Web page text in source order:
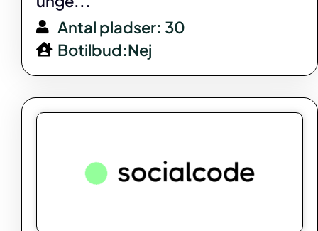
Antal pladser: 30
Botilbud:Nej